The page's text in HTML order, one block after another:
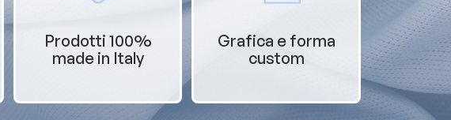
Prodotti 100%
made in Italy
Grafica e forma
custom